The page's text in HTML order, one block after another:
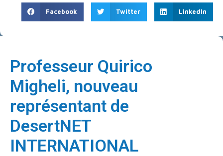
Facebook Twitter LinkedIn
Professeur Quirico
Migheli, nouveau
représentant de
DesertNET
INTERNATIONAL